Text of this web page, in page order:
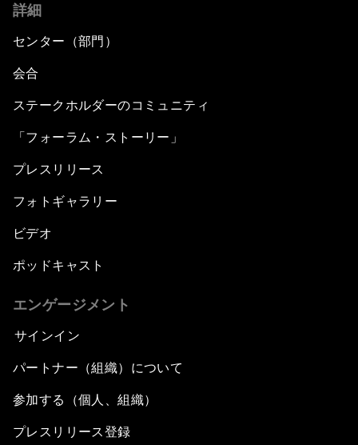
詳細
センター（部門）
会合
ステークホルダーのコミュニティ
「フォーラム・ストーリー」
プレスリリース
フォトギャラリー
ビデオ
ポッドキャスト
エンゲージメント
サインイン
パートナー（組織）について
参加する（個人、組織）
プレスリリース登録